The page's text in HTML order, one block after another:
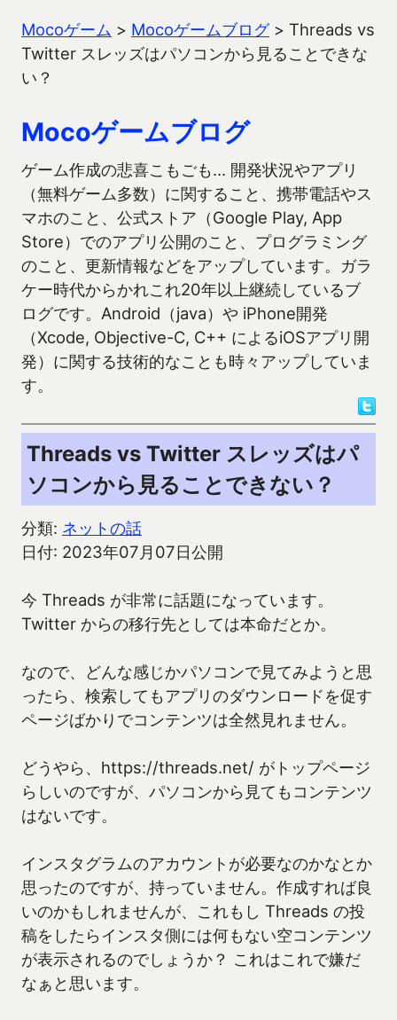
Mocoゲーム > Mocoゲームブログ> Threads vs
Twitter スレッズはパソコンから見ることできな
い？
Mocoゲームブログ
ゲーム作成の悲喜こもごも… 開発状況やアプリ
（無料ゲーム多数）に関すること、携帯電話やス
マホのこと、公式ストア（Google Play, App
Store）でのアプリ公開のこと、プログラミング
のこと、更新情報などをアップしています。ガラ
ケー時代からかれこれ20年以上継続しているブ
ログです。Android（java）や iPhone開発
（Xcode, Objective-C, C++ によるiOSアプリ開
発）に関する技術的なことも時々アップしていま
す。
Threads vs Twitter スレッズはパ
ソコンから見ることできない？
分類: ネットの話
日付: 2023年07月07日公開
今 Threads が非常に話題になっています。
Twitter からの移行先としては本命だとか。
なので、どんな感じかパソコンで見てみようと思
ったら、検索してもアプリのダウンロードを促す
ページばかりでコンテンツは全然見れません。
どうやら、https://threads.net/ がトップページ
らしいのですが、パソコンから見てもコンテンツ
はないです。
インスタグラムのアカウントが必要なのかなとか
思ったのですが、持っていません。作成すれば良
いのかもしれませんが、これもし Threads の投
稿をしたらインスタ側には何もない空コンテンツ
が表示されるのでしょうか？ これはこれで嫌だ
なぁと思います。